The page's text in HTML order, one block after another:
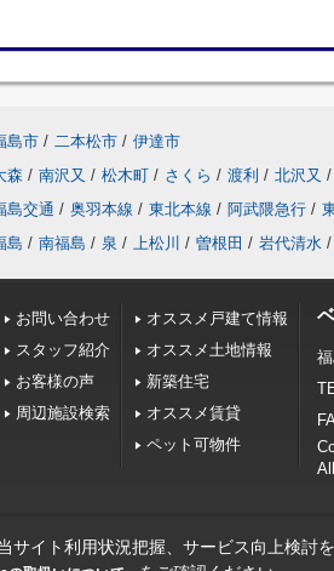
島市 / 二本松市 / 伊達市
森 / 南沢又 / 松木町 / さくら / 渡利 / 北沢又 /
島交通 / 奥羽本線 / 東北本線 / 阿武隈急行 /
島 / 南福島 / 泉 / 上松川 / 曽根田 / 岩代清水 /
お問い合わせ
スタッフ紹介
お客様の声
周辺施設検索
オススメ戸建て情報
オススメ土地情報
新築住宅
オススメ賃貸
ペット可物件
サイト利用状況把握、サービス向上検討